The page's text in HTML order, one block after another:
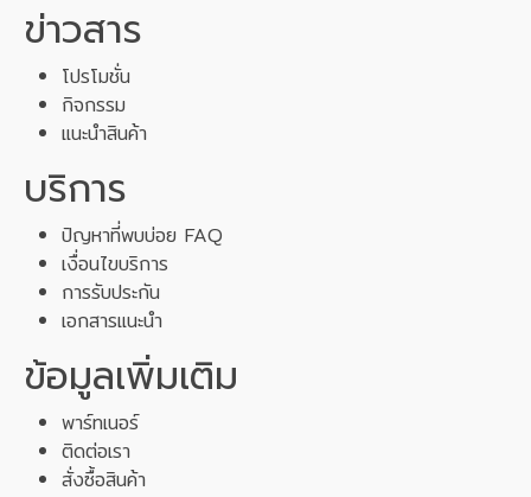
ข่าวสาร
โปรโมชั่น
กิจกรรม
แนะนำสินค้า
บริการ
ปัญหาที่พบบ่อย FAQ
เงื่อนไขบริการ
การรับประกัน
เอกสารแนะนำ
ข้อมูลเพิ่มเติม
พาร์ทเนอร์
ติดต่อเรา
สั่งซื้อสินค้า